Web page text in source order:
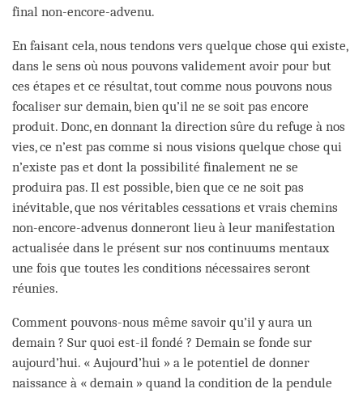
final non-encore-advenu.
En faisant cela, nous tendons vers quelque chose qui existe,
dans le sens où nous pouvons validement avoir pour but
ces étapes et ce résultat, tout comme nous pouvons nous
focaliser sur demain, bien qu’il ne se soit pas encore
produit. Donc, en donnant la direction sûre du refuge à nos
vies, ce n’est pas comme si nous visions quelque chose qui
n’existe pas et dont la possibilité finalement ne se
produira pas. Il est possible, bien que ce ne soit pas
inévitable, que nos véritables cessations et vrais chemins
non-encore-advenus donneront lieu à leur manifestation
actualisée dans le présent sur nos continuums mentaux
une fois que toutes les conditions nécessaires seront
réunies.
Comment pouvons-nous même savoir qu’il y aura un
demain ? Sur quoi est-il fondé ? Demain se fonde sur
aujourd’hui. « Aujourd’hui » a le potentiel de donner
naissance à « demain » quand la condition de la pendule